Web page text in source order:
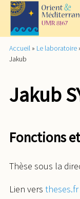
Accueil » Le laboratoire
Jakub
Jakub
Fonctions
Thèse sous la
Lien vers theses.fr